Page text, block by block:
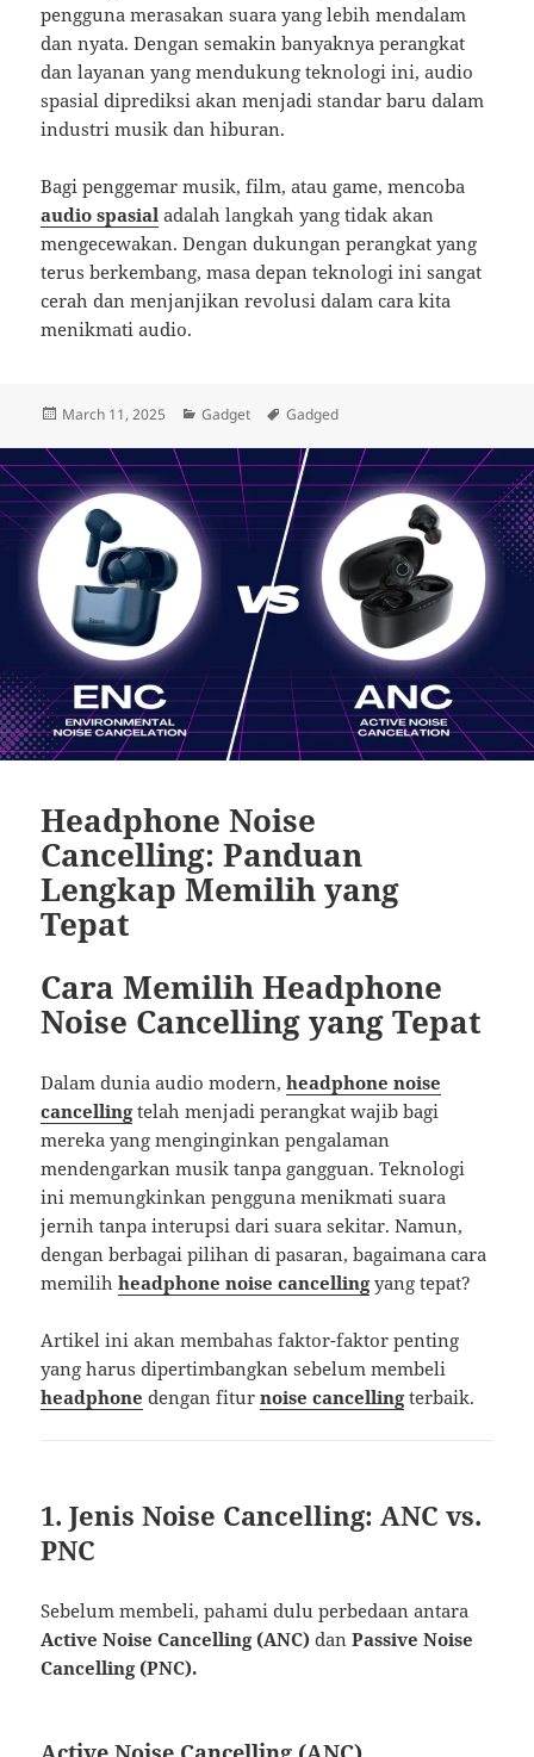
pengguna merasakan suara yang lebih mendalam
dan nyata. Dengan semakin banyaknya perangkat
dan layanan yang mendukung teknologi ini, audio
spasial diprediksi akan menjadi standar baru dalam
industri musik dan hiburan.
Bagi penggemar musik, film, atau game, mencoba
audio spasial adalah langkah yang tidak akan
mengecewakan. Dengan dukungan perangkat yang
terus berkembang, masa depan teknologi ini sangat
cerah dan menjanjikan revolusi dalam cara kita
menikmati audio.
Posted
March 11, 2025 Categories
Gadget Tags
Gadged
Headphone Noise
Cancelling: Panduan
Lengkap Memilih yang
Tepat
Cara Memilih Headphone
Noise Cancelling yang Tepat
Dalam dunia audio modern,headphone noise
cancellingtelah menjadi perangkat wajib bagi
mereka yang menginginkan pengalaman
mendengarkan musik tanpa gangguan. Teknologi
ini memungkinkan pengguna menikmati suara
jernih tanpa interupsi dari suara sekitar. Namun,
dengan berbagai pilihan di pasaran, bagaimana cara
memilihheadphone noise cancellingyang tepat?
Artikel ini akan membahas faktor-faktor penting
yang harus dipertimbangkan sebelum membeli
headphone dengan fiturnoise cancellingterbaik.
1. Jenis Noise Cancelling: ANC vs.
PNC
Sebelum membeli, pahami dulu perbedaan antara
Active Noise Cancelling (ANC) danPassive Noise
Cancelling (PNC).